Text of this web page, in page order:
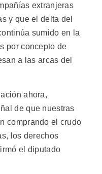
extranjeras
y que el delta del
sumido en la
por concepto de
a las arcas del
ahora,
de que nuestras
comprando el crudo
los derechos
el diputado